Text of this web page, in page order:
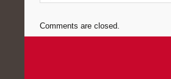
Comments are closed.